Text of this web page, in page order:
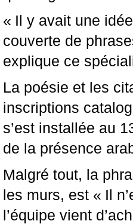
« Il y avait une
couverte de
explique ce
La poésie et les
inscriptions
s’est installée au
de la présence
Malgré tout, la
les murs, est « Il
l’équipe vient